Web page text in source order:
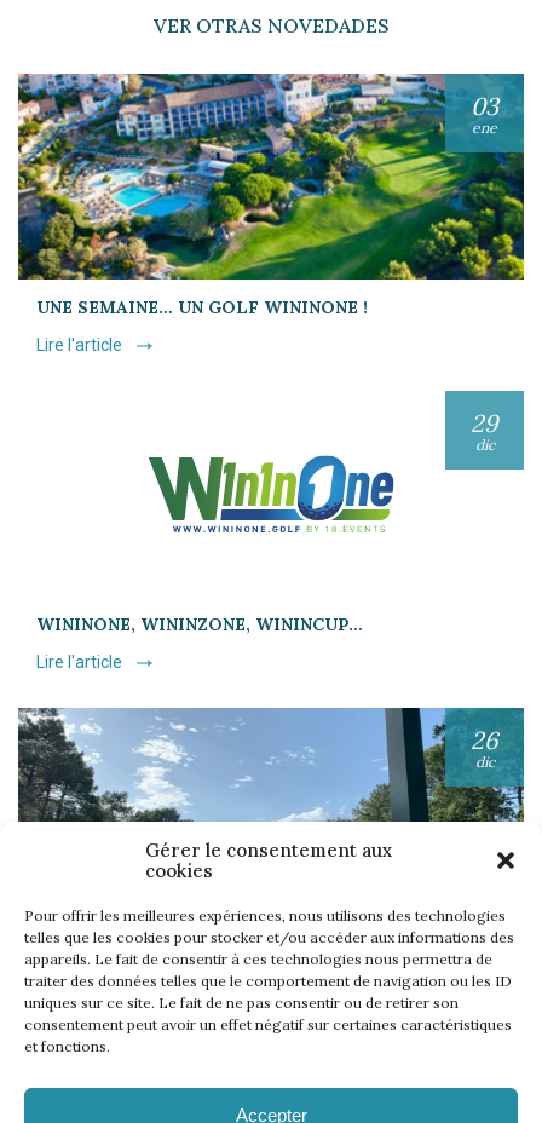
Gérer le consentement aux
cookies
Pour offrir les meilleures expériences, nous utilisons des technologies
telles que les cookies pour stocker et/ou accéder aux informations des
appareils. Le fait de consentir à ces technologies nous permettra de
traiter des données telles que le comportement de navigation ou les ID
uniques sur ce site. Le fait de ne pas consentir ou de retirer son
consentement peut avoir un effet négatif sur certaines caractéristiques
et fonctions.
Accepter
VER OTRAS NOVEDADES
03
ene
UNE SEMAINE… UN GOLF WININONE !
Lire l'article
29
dic
WININONE, WININZONE, WININCUP…
Lire l'article
26
dic
UNE SEMAINE… TOUS LES GOLFS WININONE !
Lire l'article